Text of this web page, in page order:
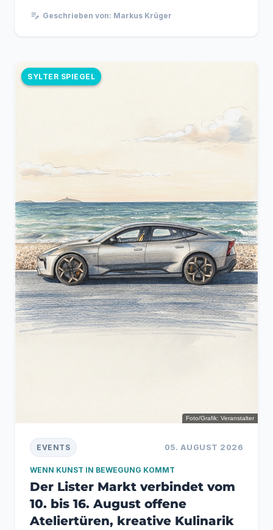
edit_note Geschrieben von: Markus Krüger
SYLTER SPIEGEL
Foto/Grafik: Veranstalter
05. AUGUST 2026
EVENTS
WENN KUNST IN BEWEGUNG KOMMT
Der Lister Markt verbindet vom
10. bis 16. August offene
Ateliertüren, kreative Kulinarik